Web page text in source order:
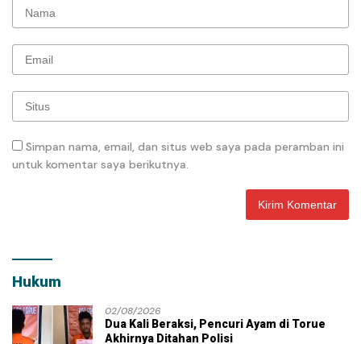
Simpan nama, email, dan situs web saya pada peramban ini
untuk komentar saya berikutnya.
Hukum
02/08/2026
Dua Kali Beraksi, Pencuri Ayam di Torue
Akhirnya Ditahan Polisi